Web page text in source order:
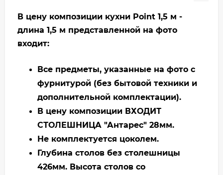
В цену композиции кухни Point 1,5 м -
длина 1,5 м представленной на фото
входит:
Все предметы, указанные на фото с
фурнитурой (без бытовой техники и
дополнительной комплектации).
В цену композиции ВХОДИТ
СТОЛЕШНИЦА "Антарес" 28мм.
Не комплектуется цоколем.
Глубина столов без столешницы
426мм. Высота столов со